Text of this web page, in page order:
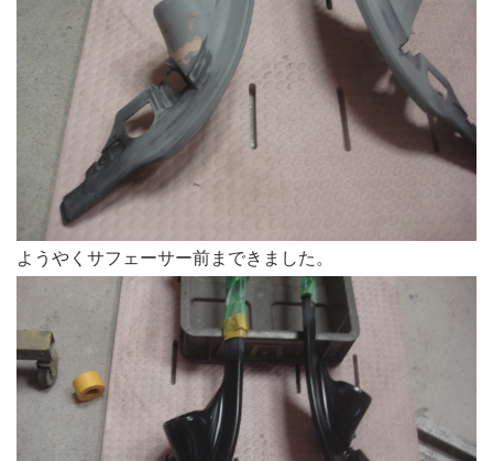
ようやくサフェーサー前まできました。